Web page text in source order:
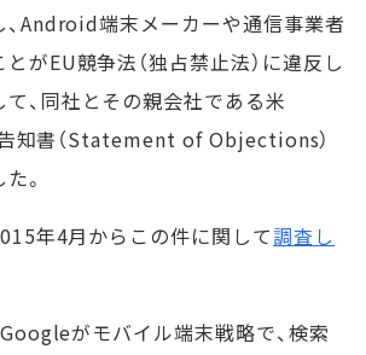
Android端末メーカーや通信事業者
がEU競争法（独占禁止法）に違反し
、同社とその親会社である米
知書（Statement of Objections）
。
年4月からこの件に関して調査し
がモバイル端末戦略で、検索